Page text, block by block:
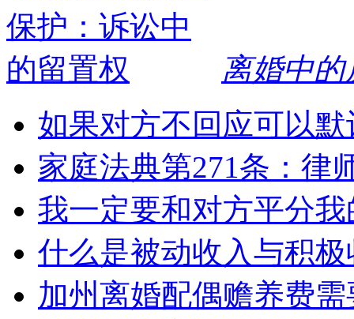
离婚中
如果对方不回应可以
家庭法典第271条：律
我一定要和对方平分
什么是被动收入与积
加州离婚配偶赡养费